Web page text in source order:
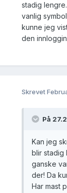
stadig
vanlig
kunne jeg
den
Skrevet
På
Kan jeg
blir stadig
ganske
der! Da
Har mast